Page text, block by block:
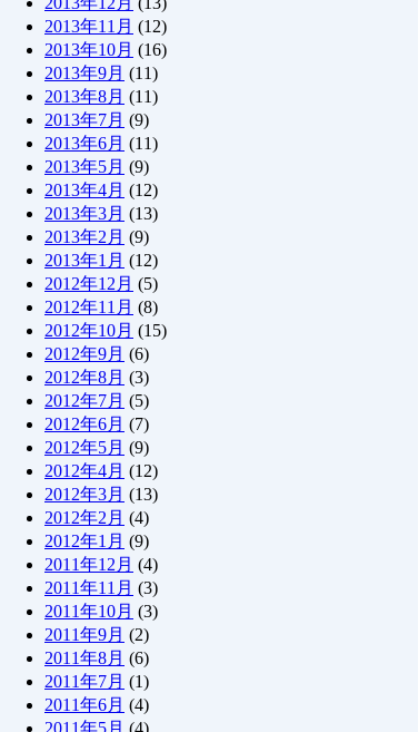
2013年11月 (12)
2013年10月 (16)
2013年9月 (11)
2013年8月 (11)
2013年7月 (9)
2013年6月 (11)
2013年5月 (9)
2013年4月 (12)
2013年3月 (13)
2013年2月 (9)
2013年1月 (12)
2012年12月 (5)
2012年11月 (8)
2012年10月 (15)
2012年9月 (6)
2012年8月 (3)
2012年7月 (5)
2012年6月 (7)
2012年5月 (9)
2012年4月 (12)
2012年3月 (13)
2012年2月 (4)
2012年1月 (9)
2011年12月 (4)
2011年11月 (3)
2011年10月 (3)
2011年9月 (2)
2011年8月 (6)
2011年7月 (1)
2011年6月 (4)
2011年5月 (4)